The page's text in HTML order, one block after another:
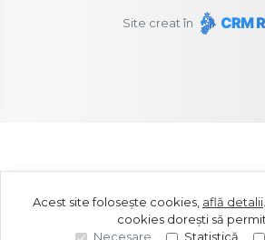
Site creat în
Acest site folosește cookies, află detalii
cookies dorești să
Necesare
Statistică